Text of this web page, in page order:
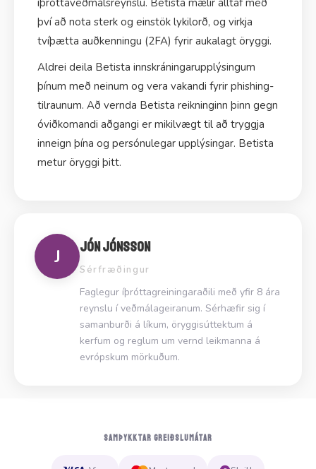
því að nota sterk og einstök lykilorð, og virkja
tvíþætta auðkenningu (2FA) fyrir aukalagt öryggi.
Aldrei deila Betista innskráningarupplýsingum
þínum með neinum og vera vakandi fyrir phishing-
tilraunum. Að vernda Betista reikninginn þinn gegn
óviðkomandi aðgangi er mikilvægt til að tryggja
inneign þína og persónulegar upplýsingar. Betista
metur öryggi þitt.
J Jón Jónsson
Sérfræðingur
Faglegur íþróttagreiningaraðili með yfir 8 ára
reynslu í veðmálageiranum. Sérhæfir sig í
samanburði á líkum, öryggisúttektum á
kerfum og reglum um vernd leikmanna á
evrópskum mörkuðum.
SAMÞYKKTAR GREIÐSLUMÁTAR